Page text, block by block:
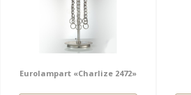
Eurolampart «Charlize 2472»